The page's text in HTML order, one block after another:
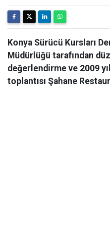
Konya Sürücü Kursları
Müdürlüğü tarafından
değerlendirme ve 2009
toplantısı Şahane